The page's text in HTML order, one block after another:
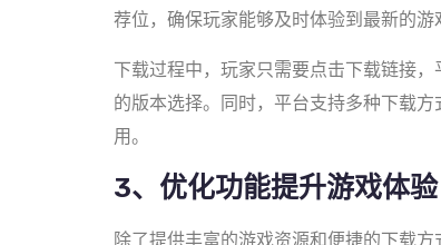
荐位，确保玩家能够及时体验到最新的游
下载过程中，玩家只需要点击下载链接
的版本选择。同时，平台支持多种下载
用。
3、优化功能提升游戏体验
除了提供丰富的游戏资源和便捷的下载